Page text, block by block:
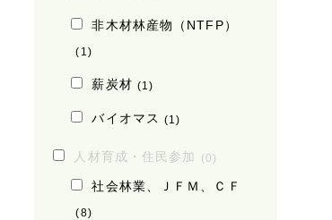
非木材林産物（NTFP）
(1)
薪炭材 (1)
バイオマス (1)
人材育成・住民参加 (0)
社会林業、ＪＦＭ、ＣＦ
(8)